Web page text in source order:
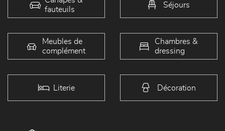
fauteuils
Séjours
Meubles de
complément
Chambres &
dressing
Literie Décoration